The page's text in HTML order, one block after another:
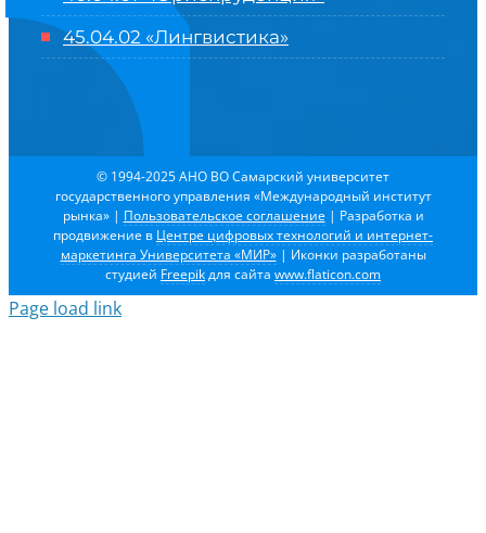
45.04.02 «Лингвистика»
© 1994-2025 АНО ВО Самарский университет
государственного управления «Международный институт
рынка» | Пользовательское соглашение | Разработка и
продвижение в Центре цифровых технологий и интернет-
маркетинга Университета «МИР»| Иконки разработаны
студией Freepikдля сайта www.flaticon.com
Page load link